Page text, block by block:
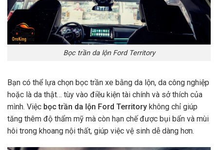
Bọc trần da lộn Ford Territory
Bạn có thể lựa chọn bọc trần xe bằng da lộn, da công nghiệp
hoặc là da thật… tùy vào điều kiện tài chính và sở thích của
mình. Việc bọc trần da lộn Ford Territory không chỉ giúp
tăng thêm độ thẩm mỹ mà còn hạn chế được bụi bẩn và mùi
hôi trong khoang nội thất, giúp việc vệ sinh dễ dàng hơn.